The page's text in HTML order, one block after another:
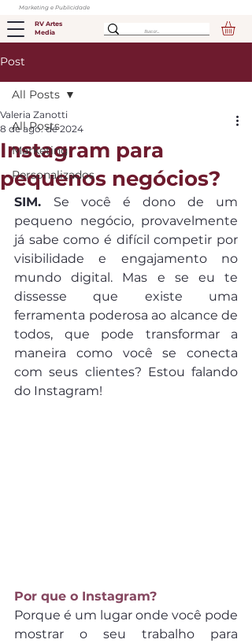
Marketing e Publicidade
RV Artes
Media
Post
All Posts
Marketing
Personalizados
All Posts
Instagram para
pequenos negócios?
Valeria Zanotti
8 de ago. de 2024
SIM. Se você é dono de um
pequeno negócio, provavelmente
já sabe como é difícil competir por
visibilidade e engajamento no
mundo digital. Mas e se eu te
dissesse que existe uma
ferramenta poderosa ao alcance de
todos, que pode transformar a
maneira como você se conecta
com seus clientes? Estou falando
do Instagram!
Por que o Instagram?
Porque é um lugar onde você pode
mostrar o seu trabalho para